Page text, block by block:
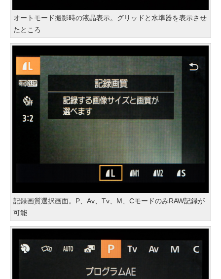
オートモード撮影時の液晶表示。グリッドと水準器を表示させ
たところ
記録画質選択画面。P、Av、Tv、M、CモードのみRAW記録が
可能